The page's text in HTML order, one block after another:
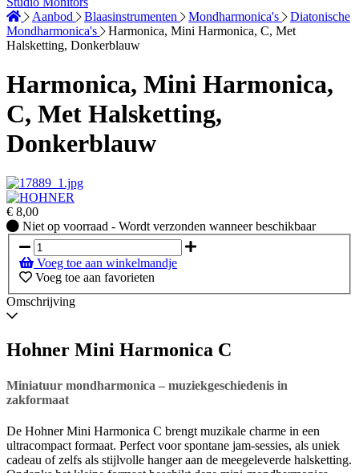
Aanbod
Blaasinstrumenten Mondharmonica's
Diatonische
Mondharmonica's
Harmonica, Mini Harmonica, C, Met
Halsketting, Donkerblauw
Harmonica, Mini Harmonica,
C, Met Halsketting,
Donkerblauw
€ 8,00
Niet
op
voorraad
-
Wordt
verzonden
wanneer
Niet op voorraad - Wordt verzonden wanneer beschikbaar
Voeg toe aan winkelmandje
Voeg toe aan favorieten
Omschrijving
Hohner Mini Harmonica C
Miniatuur mondharmonica – muziekgeschiedenis in
zakformaat
De Hohner Mini Harmonica C brengt muzikale charme in een
ultracompact formaat. Perfect voor spontane jam-sessies, als uniek
cadeau of zelfs als stijlvolle hanger aan de meegeleverde halsketting.